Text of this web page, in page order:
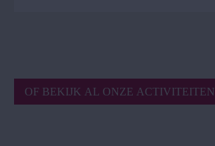
OF BEKIJK AL ONZE ACTIVITEITEN